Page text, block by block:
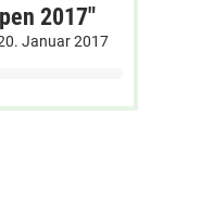
2017"
Januar 2017